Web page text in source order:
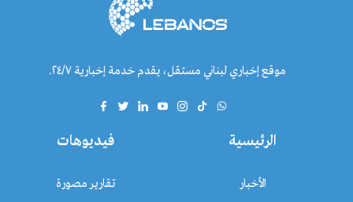
موقع إخباري لبناني مستقل، يقدم خدمة إخبارية ٢٤/٧.
الرئيسية
الأخبار
فيديوهات
تقارير مصورة